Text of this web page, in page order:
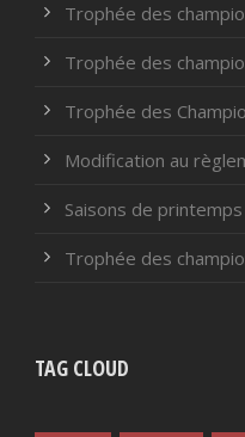
Trophée des
Trophée des
Trophée des
Modification au
Saisons de
Trophée des
TAG CLOUD